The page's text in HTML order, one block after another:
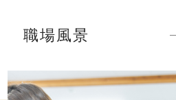
職場風景